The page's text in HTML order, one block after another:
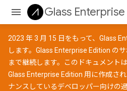
2023 年 3 月 15 日をもって、Glass
します。Glass Enterprise Edition の
まで継続します。このドキュメント
Glass Enterprise Edition 用に作成さ
ナンスしているデベロッパー向けの